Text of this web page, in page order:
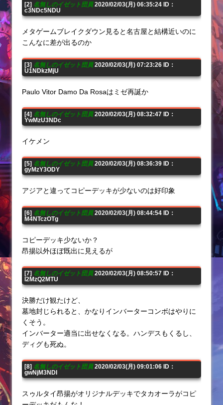
[2] 名無しのイゼット団員2020/02/03(月) 06:35:24 ID：
c3NDc5NDU
メタゲームブレイクダウン見ると名古屋と結構近いのに
こんなに差が出るのか
[3] 名無しのイゼット団員2020/02/03(月) 07:23:26 ID：
U1NDkzMjU
Paulo Vitor Damo Da Rosaはミゼ再誕か
[4] 名無しのイゼット団員2020/02/03(月) 08:32:47 ID：
YwMzU3NDc
イケメン
[5] 名無しのイゼット団員2020/02/03(月) 08:36:39 ID：
gyMzY3ODY
アジアと違ってコピーデッキが少ないのは好印象
[6] 名無しのイゼット団員2020/02/03(月) 08:44:54 ID：
M4NTczOTg
コピーデッキ少ないか？
昂揚以外ほぼ既出に見えるが
[7] 名無しのイゼット団員2020/02/03(月) 08:50:57 ID：
I2MzQ2MTU
決勝だけ観たけど、
墓地封じられると、かなりインバーターコンボはやりに
くそう。
インバーター適当に出せなくなる。ハンデスもくるし、
ディグも死ぬ。
[8] 名無しのイゼット団員2020/02/03(月) 09:01:06 ID：
gwNjM3NDI
スゥルタイ昂揚がオリジナルデッキでタカオーラがコピ